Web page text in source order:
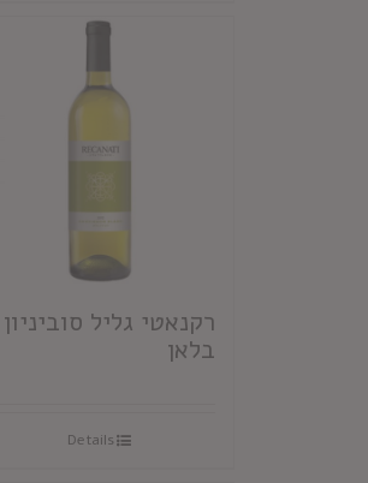
רקנאטי גליל סוביניון
בלאן
Details